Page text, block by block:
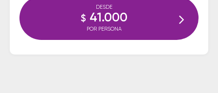
DESDE
$ 41.000
POR PERSONA